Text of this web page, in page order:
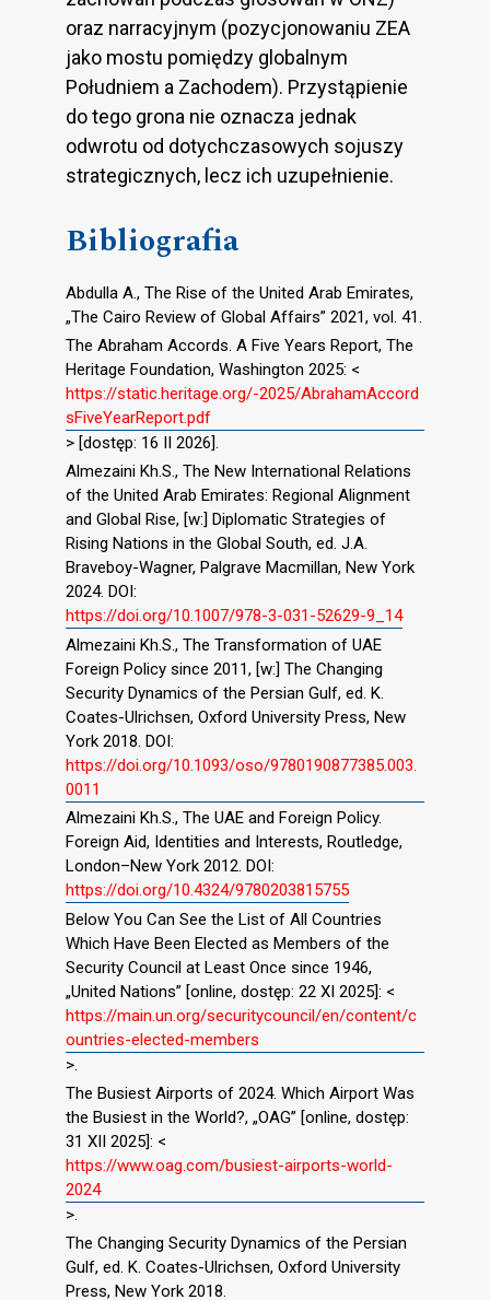
oraz narracyjnym (pozycjonowaniu ZEA
jako mostu pomiędzy globalnym
Południem a Zachodem). Przystąpienie
do tego grona nie oznacza jednak
odwrotu od dotychczasowych sojuszy
strategicznych, lecz ich uzupełnienie.
Bibliografia
Abdulla A., The Rise of the United Arab Emirates,
„The Cairo Review of Global Affairs” 2021, vol. 41.
The Abraham Accords. A Five Years Report, The
Heritage Foundation, Washington 2025: <
https://static.heritage.org/-2025/AbrahamAccord
sFiveYearReport.pdf
> [dostęp: 16 II 2026].
Almezaini Kh.S., The New International Relations
of the United Arab Emirates: Regional Alignment
and Global Rise, [w:] Diplomatic Strategies of
Rising Nations in the Global South, ed. J.A.
Braveboy-Wagner, Palgrave Macmillan, New York
2024. DOI:
https://doi.org/10.1007/978-3-031-52629-9_14
Almezaini Kh.S., The Transformation of UAE
Foreign Policy since 2011, [w:] The Changing
Security Dynamics of the Persian Gulf, ed. K.
Coates-Ulrichsen, Oxford University Press, New
York 2018. DOI:
https://doi.org/10.1093/oso/9780190877385.003.
0011
Almezaini Kh.S., The UAE and Foreign Policy.
Foreign Aid, Identities and Interests, Routledge,
London–New York 2012. DOI:
https://doi.org/10.4324/9780203815755
Below You Can See the List of All Countries
Which Have Been Elected as Members of the
Security Council at Least Once since 1946,
„United Nations” [online, dostęp: 22 XI 2025]: <
https://main.un.org/securitycouncil/en/content/c
ountries-elected-members
>.
The Busiest Airports of 2024. Which Airport Was
the Busiest in the World?, „OAG” [online, dostęp:
31 XII 2025]: <
https://www.oag.com/busiest-airports-world-
2024
>.
The Changing Security Dynamics of the Persian
Gulf, ed. K. Coates-Ulrichsen, Oxford University
Press, New York 2018.